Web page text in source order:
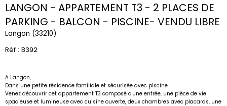
LANGON - APPARTEMENT T3 - 2 PLACES DE
PARKING - BALCON - PISCINE- VENDU LIBRE
Langon (33210)
Réf : B392
A Langon,
Dans une petite résidence familiale et sécurisée avec piscine.
Venez découvrir cet appartement T3 composé d'une entrée, une pièce de vie
spacieuse et lumineuse avec cuisine ouverte, deux chambres avec placards, une